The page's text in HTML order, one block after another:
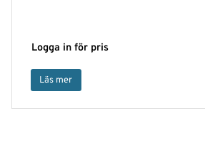
Logga in för pris
Läs mer